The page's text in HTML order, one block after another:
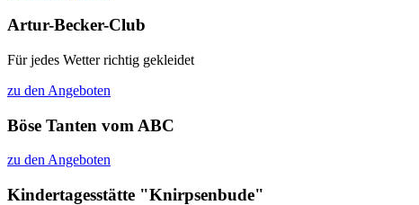
Artur-Becker-Club
Für jedes Wetter richtig gekleidet
zu den Angeboten
Böse Tanten vom ABC
zu den Angeboten
Kindertagesstätte "Knirpsenbude"